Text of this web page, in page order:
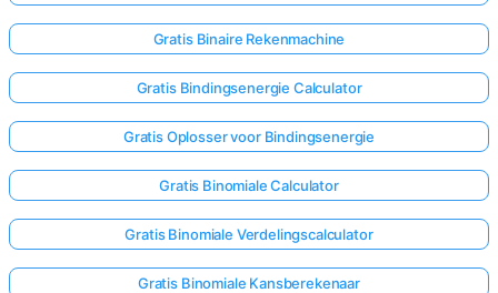
Gratis Binaire Rekenmachine
Gratis Bindingsenergie Calculator
Gratis Oplosser voor Bindingsenergie
Gratis Binomiale Calculator
Gratis Binomiale Verdelingscalculator
Gratis Binomiale Kansberekenaar